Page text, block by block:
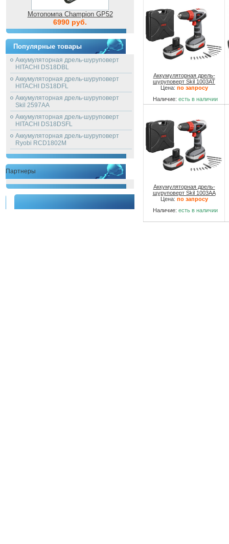
Мотопомпа Champion GP52
6990 руб.
Популярные товары
Аккумуляторная дрель-шуруповерт
HITACHI DS18DBL
Аккумуляторная дрель-шуруповерт
HITACHI DS18DFL
Аккумуляторная дрель-шуруповерт
Skil 2597AA
Аккумуляторная дрель-шуруповерт
HITACHI DS18DSFL
Аккумуляторная дрель-шуруповерт
Ryobi RCD1802M
Партнеры
Аккумуляторная дрель-
шуруповерт Skil 1003AT
Цена: по запросу
Наличие: есть в наличии
Аккумуляторная дрель-
шуруповерт Skil 1003AA
Цена: по запросу
Наличие: есть в наличии